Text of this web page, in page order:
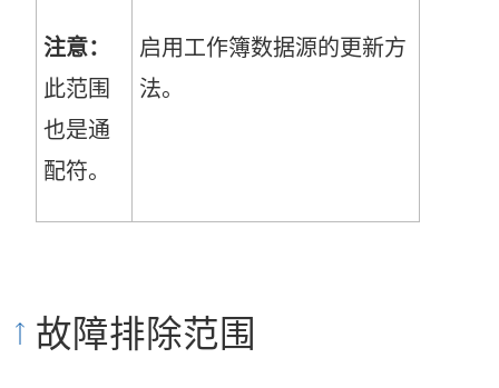
注意：
此范围
也是通
配符。
启用工作簿数据源的更新方
法。
故障排除范围